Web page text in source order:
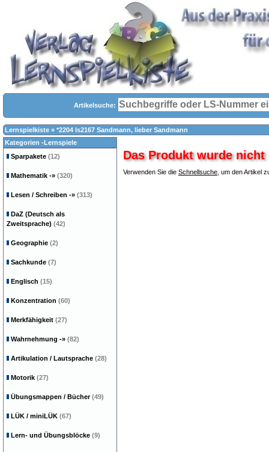
Artikelsuche:
Lernspielkiste » *2204 ls2167 Sandmann, lieber Sandmann
Das Produkt wurde nicht
Verwenden Sie die Schnellsuche , um den Artikel
Kategorien -Lernspiele
Sparpakete (12)
Mathematik -» (320)
Lesen / Schreiben -» (313)
DaZ (Deutsch als
Zweitsprache) (42)
Geographie (2)
Sachkunde (7)
Englisch (15)
Konzentration (60)
Merkfähigkeit (27)
Wahrnehmung -» (82)
Artikulation / Lautsprache (28)
Motorik (27)
Übungsmappen / Bücher(49)
LÜK / miniLÜK (67)
Lern- und Übungsblöcke (9)